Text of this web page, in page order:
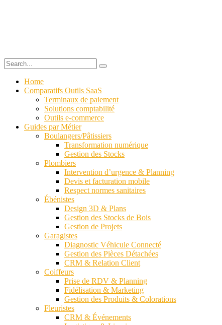
Home
Comparatifs Outils SaaS
Terminaux de paiement
Solutions comptabilité
Outils e-commerce
Guides par Métier
Boulangers/Pâtissiers
Transformation numérique
Gestion des Stocks
Plombiers
Intervention d’urgence & Planning
Devis et facturation mobile
Respect normes sanitaires
Ébénistes
Design 3D & Plans
Gestion des Stocks de Bois
Gestion de Projets
Garagistes
Diagnostic Véhicule Connecté
Gestion des Pièces Détachées
CRM & Relation Client
Coiffeurs
Prise de RDV & Planning
Fidélisation & Marketing
Gestion des Produits & Colorations
Fleuristes
CRM & Événements